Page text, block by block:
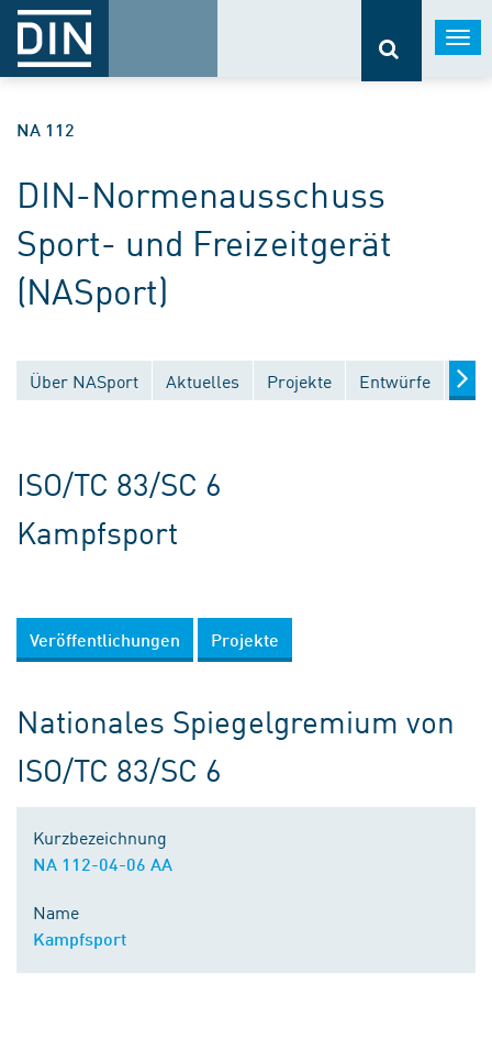
NA 112
DIN-Normenausschuss
Sport- und Freizeitgerät
(NASport)
Über NASport Aktuelles Projekte Entwürfe
ISO/TC 83/SC 6
Kampfsport
Veröffentlichungen Projekte
Nationales Spiegelgremium von
ISO/TC 83/SC 6
Kurzbezeichnung
NA 112-04-06 AA
Name
Kampfsport